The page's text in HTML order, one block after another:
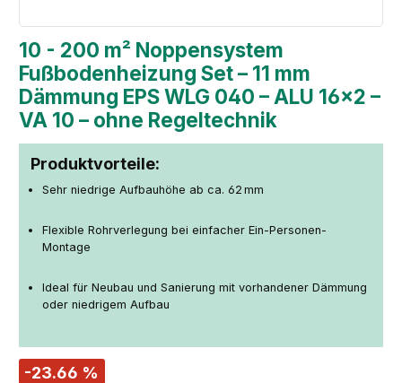
10 - 200 m² Noppensystem
Fußbodenheizung Set – 11 mm
Dämmung EPS WLG 040 – ALU 16×2 –
VA 10 – ohne Regeltechnik
Produktvorteile:
Sehr niedrige Aufbauhöhe ab ca. 62 mm
Flexible Rohrverlegung bei einfacher Ein-Personen-
Montage
Ideal für Neubau und Sanierung mit vorhandener Dämmung
oder niedrigem Aufbau
-23.66 %